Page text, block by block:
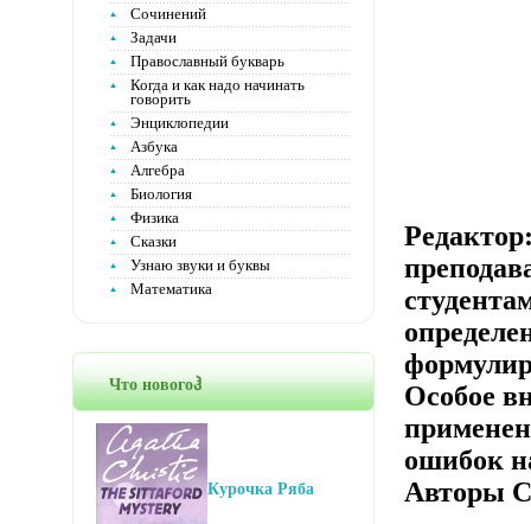
Сочинений
Задачи
Православный букварь
Когда и как надо начинать
говорить
Энциклопедии
Азбука
Алгебра
Биология
Физика
Сказки
Узнаю звуки и буквы
Математика
Что новогоჰ
Курочка Ряба
Особое
ошибок
Авторы